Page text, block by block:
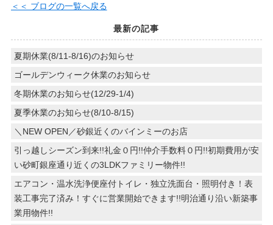
＜＜ ブログの一覧へ戻る
最新の記事
夏期休業(8/11-8/16)のお知らせ
ゴールデンウィーク休業のお知らせ
冬期休業のお知らせ(12/29-1/4)
夏季休業のお知らせ(8/10-8/15)
＼NEW OPEN／砂銀近くのバインミーのお店
引っ越しシーズン到来!!礼金０円!!仲介手数料０円!!初期費用が安
い砂町銀座通り近くの3LDKファミリー物件!!
エアコン・温水洗浄便座付トイレ・独立洗面台・照明付き！表
装工事完了済み！すぐに営業開始できます!!明治通り沿い新築事
業用物件!!